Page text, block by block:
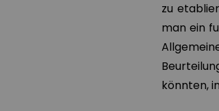
zu
man ein
könnten,